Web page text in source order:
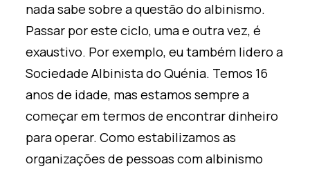
nada sabe sobre a questão do albinismo.
Passar por este ciclo, uma e outra vez, é
exaustivo. Por exemplo, eu também lidero a
Sociedade Albinista do Quénia. Temos 16
anos de idade, mas estamos sempre a
começar em termos de encontrar dinheiro
para operar. Como estabilizamos as
organizações de pessoas com albinismo